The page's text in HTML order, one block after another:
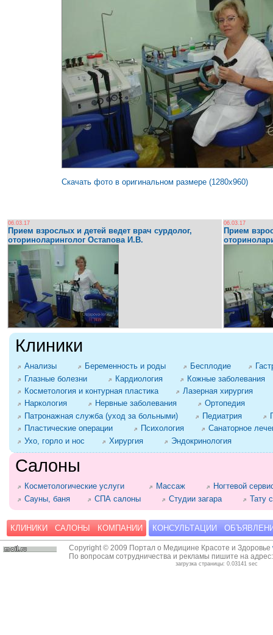
Скачать фото в оригинальном размере (1280x960)
06.03.17
Прием взрослых и детей ведет врач сурдолог,
оториноларинголог Остапова И.В.
06.03.17
Прием
Клиники
Анализы Беременность и роды Бесплодие
Глазные болезни
Кардиология
Кожные заболевания
Косметология и контурная пластика
Лазерная хирургия
Наркология
Нервные заболевания
Ортопедия
Патронажная служба (уход за больными)
Педиатрия
Пластические операции
Психология
Санаторное
Ухо, горло и нос
Хирургия Эндокринология
Салоны
Косметологические услуги Массаж
Ногтевой
Сауны, баня
СПА салоны Студии загара Тату
КЛИНИКИ САЛОНЫ КОМПАНИИ КОНСУЛЬТАЦИИ
Copyright © 2009 Портал о Медицине Красоте и Здоровье
По вопросам сотрудничества и рекламы пишите на
загрузка страницы: 0.03141 sec